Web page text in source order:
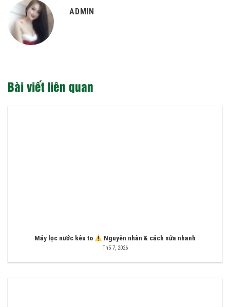
ADMIN
Bài viết liên quan
Máy lọc nước kêu to Nguyên nhân & cách sửa nhanh
Th5 7, 2026